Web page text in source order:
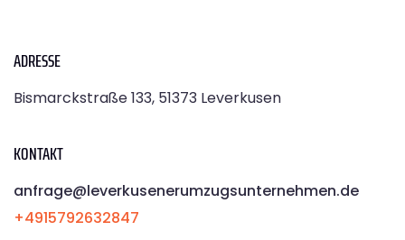
ADRESSE
Bismarckstraße 133, 51373 Leverkusen
KONTAKT
anfrage@leverkusenerumzugsunternehmen.de
+4915792632847